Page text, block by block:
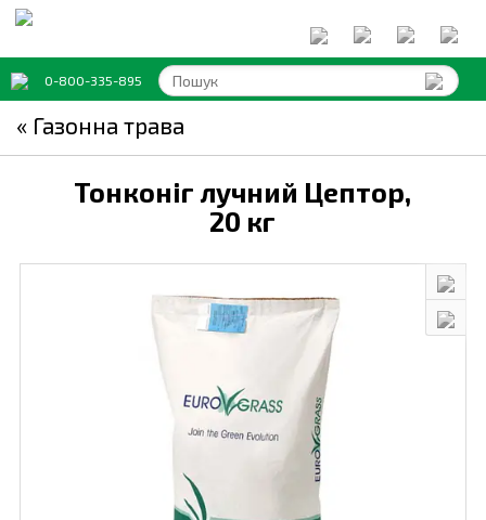
0-800-335-895
« Газонна трава
Тонконіг лучний Цептор,
20 кг